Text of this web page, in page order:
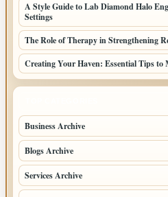
A Style Guide to Lab Diamond Halo
Settings
The Role of Therapy in Strengthening
Creating Your Haven: Essential Tips to
Business Archive
Blogs Archive
Services Archive